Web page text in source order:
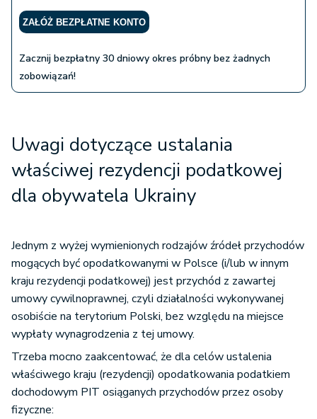
ZAŁÓŻ BEZPŁATNE KONTO
Zacznij bezpłatny 30 dniowy okres próbny bez żadnych
zobowiązań!
Uwagi dotyczące ustalania
właściwej rezydencji podatkowej
dla obywatela Ukrainy
Jednym z wyżej wymienionych rodzajów źródeł przychodów
mogących być opodatkowanymi w Polsce (i/lub w innym
kraju rezydencji podatkowej) jest przychód z zawartej
umowy cywilnoprawnej, czyli działalności wykonywanej
osobiście na terytorium Polski, bez względu na miejsce
wypłaty wynagrodzenia z tej umowy.
Trzeba mocno zaakcentować, że dla celów ustalenia
właściwego kraju (rezydencji) opodatkowania podatkiem
dochodowym PIT osiąganych przychodów przez osoby
fizyczne: